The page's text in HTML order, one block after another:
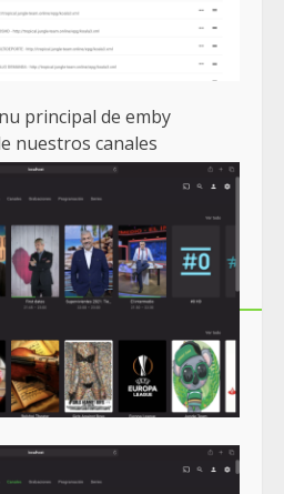
principal de emby
nuestros canales